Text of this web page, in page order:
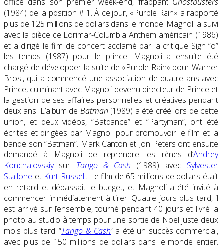
(1984) de la position # 1. À ce jour, «Purple Rain» a rapporté
plus de 125 millions de dollars dans le monde. Magnoli a suivi
avec la pièce de Lorimar-Columbia Anthem américain (1986)
et a dirigé le film de concert acclamé par la critique Sign “o”
les temps (1987) pour le prince. Magnoli a ensuite été
chargé de développer la suite de «Purple Rain» pour Warner
Bros., qui a commencé une association de quatre ans avec
Prince, culminant avec Magnoli devenu directeur de Prince et
la gestion de ses affaires personnelles et créatives pendant
deux ans. L’album de Batman (1989) a été créé lors de cette
union, et deux vidéos, “Batdance” et “Partyman”, ont été
écrites et dirigées par Magnoli pour promouvoir le film et la
bande son “Batman”. Mark Canton et Jon Peters ont ensuite
demandé à Magnoli de reprendre les rênes d’Andrey
Konchalovskiysur Tango & Cash (1989) avec Sylvester
Stallone et Kurt Russell. Le film de 65 millions de dollars était
en retard et dépassait le budget, et Magnoli a été invité à
commencer immédiatement à tirer. Quatre jours plus tard, il
est arrivé sur l’ensemble, tourné pendant 40 jours et livré la
photo au studio à temps pour une sortie de Noël juste deux
mois plus tard. “Tango & Cash” a été un succès commercial,
avec plus de 150 millions de dollars dans le monde entier.